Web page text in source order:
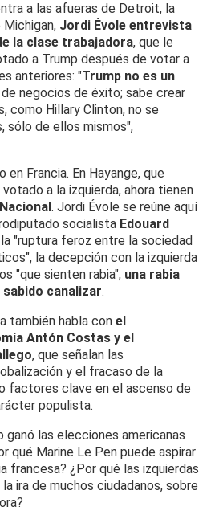
a las afueras de Detroit, la
Jordi Évole entrevista
la clase trabajadora, que le
a Trump después de votar a
anteriores: "Trump no es un
negocios de éxito; sabe crear
como Hillary Clinton, no se
sólo de ellos mismos",
en Francia. En Hayange, que
a la izquierda, ahora tienen
. Jordi Évole se reúne aquí
socialista Edouard
la "ruptura feroz entre la sociedad
la decepción con la izquierda
"que sienten rabia", una rabia
sabido canalizar.
también habla con el
Antón Costas y el
, que señalan las
y el fracaso de la
factores clave en el ascenso de
populista.
ganó las elecciones americanas
qué Marine Le Pen puede aspirar
francesa? ¿Por qué las izquierdas
ira de muchos ciudadanos, sobre